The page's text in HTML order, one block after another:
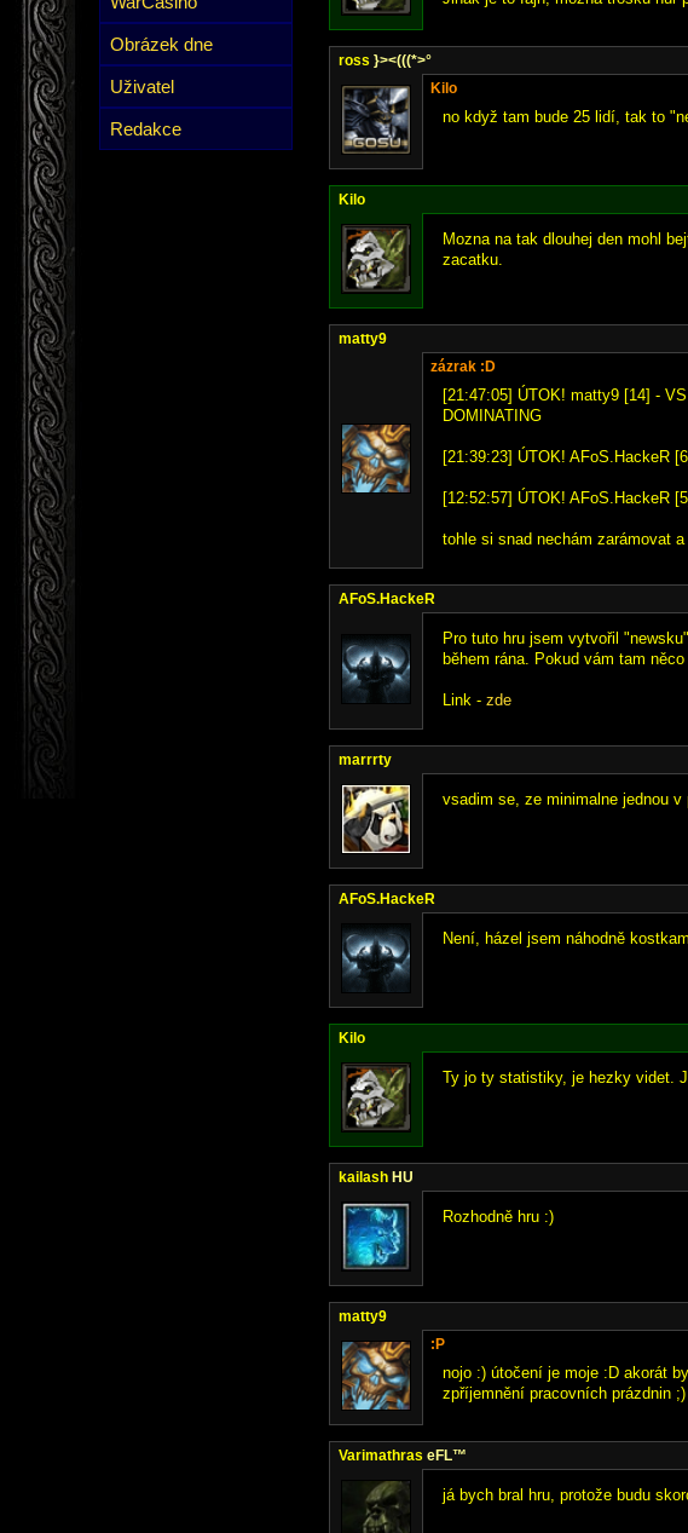
Obrázek dne
Uživatel
Redakce
ross }><(((*>°
Kilo
no když tam bude 25 lidí, tak to
Kilo
Mozna na tak dlouhej den mohl
zacatku.
matty9
zázrak :D
[21:47:05] ÚTOK! matty9 [14] -
DOMINATING
[21:39:23] ÚTOK! AFoS.HackeR
[12:52:57] ÚTOK! AFoS.HackeR
tohle si snad nechám zarámovat
AFoS.HackeR
Pro tuto hru jsem vytvořil
během rána. Pokud vám tam
Link - zde
marrrty
vsadim se, ze minimalne jednou
AFoS.HackeR
Není, házel jsem náhodně
Kilo
Ty jo ty statistiky, je hezky videt.
kailash HU
Rozhodně hru :)
matty9
:P
nojo :) útočení je moje :D akorát
zpříjemnění pracovních prázdnin
Varimathras eFL™
já bych bral hru, protože budu